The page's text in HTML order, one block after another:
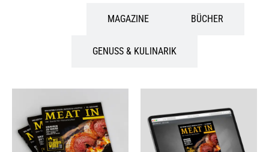
MAGAZINE BÜCHER
GENUSS & KULINARIK